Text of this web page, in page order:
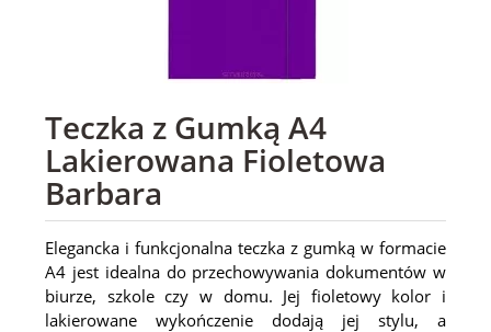
Teczka z Gumką A4
Lakierowana Fioletowa
Barbara
Elegancka i funkcjonalna teczka z gumką w formacie
A4 jest idealna do przechowywania dokumentów w
biurze, szkole czy w domu. Jej fioletowy kolor i
lakierowane wykończenie dodają jej stylu, a